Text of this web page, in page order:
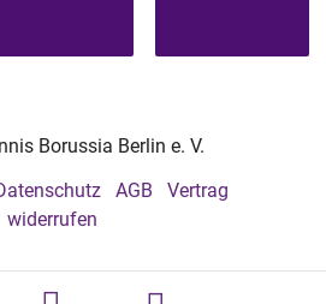
Borussia Berlin e. V.
AGB
Vertrag
widerrufen